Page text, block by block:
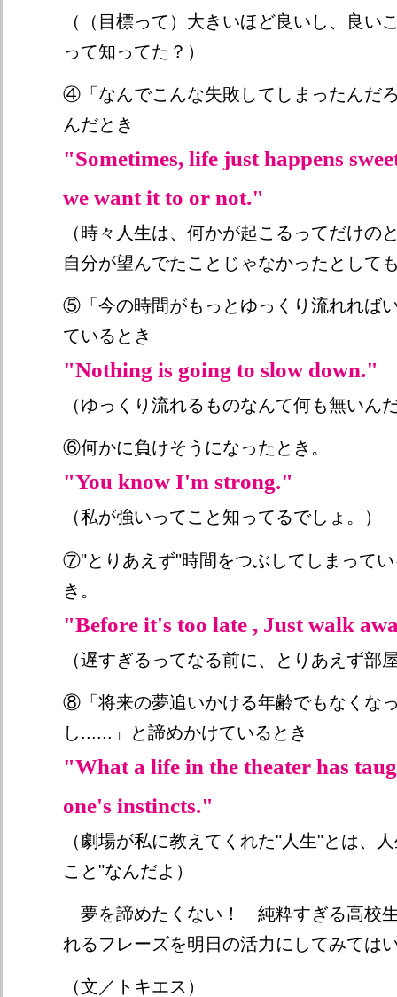
（（目標って）大きいほど良いし、良い
って知ってた？）
④「なんでこんな失敗してしまったんだ
んだとき
"Sometimes, life just happens
we want it to or not."
（時々人生は、何かが起こるってだけの
自分が望んでたことじゃなかったとして
⑤「今の時間がもっとゆっくり流れれば
ているとき
"Nothing is going to slow down."
（ゆっくり流れるものなんて何も無いん
⑥何かに負けそうになったとき。
"You know I'm strong."
（私が強いってこと知ってるでしょ。）
⑦"とりあえず"時間をつぶしてしまって
き。
"Before it's too late , Just walk
（遅すぎるってなる前に、とりあえず部
⑧「将来の夢追いかける年齢でもなくな
し......」と諦めかけているとき
"What a life in the theater has
one's instincts."
（劇場が私に教えてくれた"人生"とは、
こと"なんだよ）
夢を諦めたくない！ 純粋すぎる高校
れるフレーズを明日の活力にしてみては
（文／トキエス）